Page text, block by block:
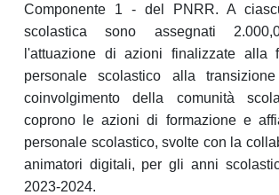
Componente 1 - del PNRR. A
scolastica sono assegnati
l'attuazione di azioni finalizzate alla
personale scolastico alla
coinvolgimento della comunità
coprono le azioni di formazione e
personale scolastico, svolte con la
animatori digitali, per gli anni
2023-2024.